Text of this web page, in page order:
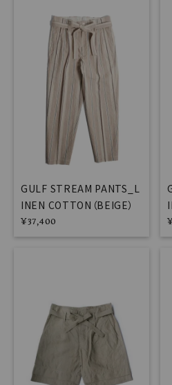
GULF STREAM PANTS_L
INEN COTTON（BEIGE）
¥37,400